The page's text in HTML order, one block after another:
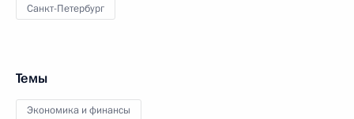
Санкт-Петербург
Темы
Экономика и финансы